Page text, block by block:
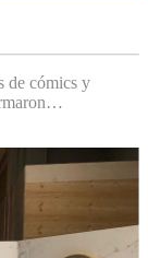
de cómics y